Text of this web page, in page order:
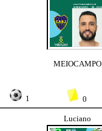
MEIOCAMPO
1 0
Luciano